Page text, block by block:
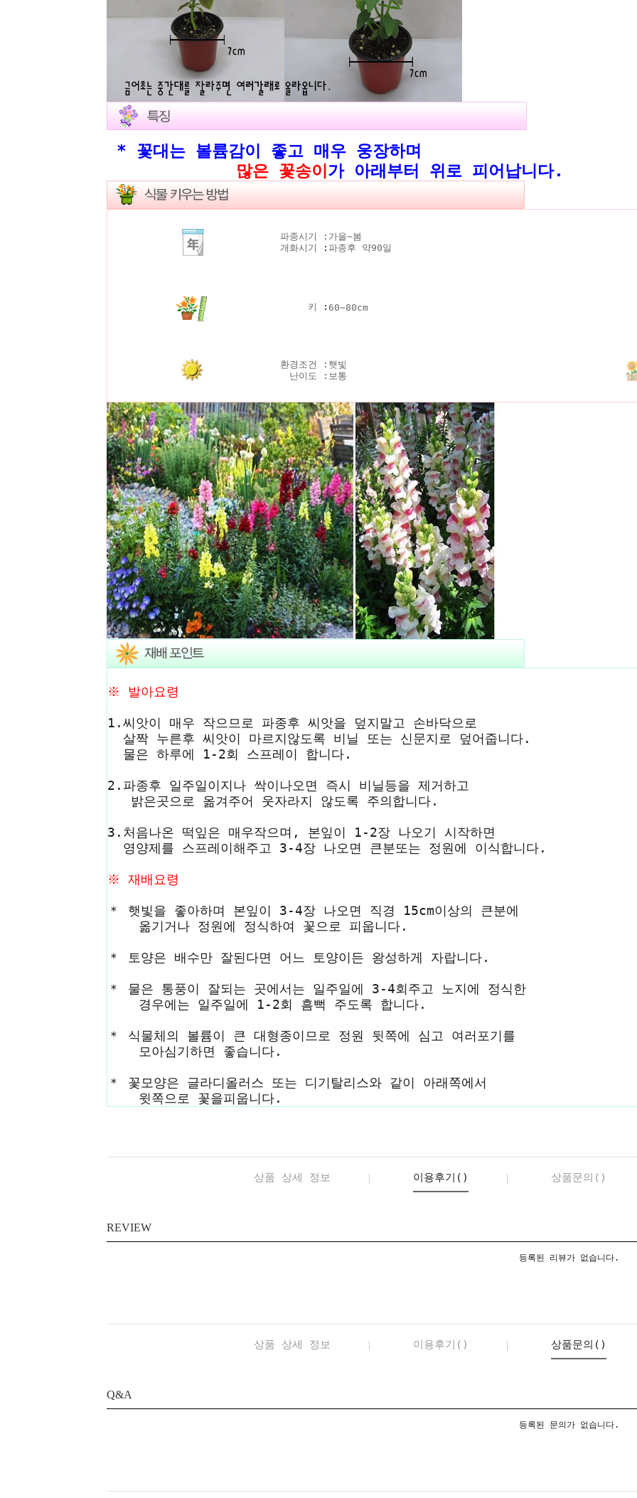
* 꽃대는 볼륨감이 좋고 매우 웅장하며
많은 꽃송이 가 아래부터 위로 피어납니다.
파종시기 :
개화시기
:
가을~봄
파종후 약90일
키 : 60~80cm
환경조건 :
난이도 :
햇빛
보통
※ 발아요령
1.씨앗이 매우 작으므로 파종후 씨앗을 덮지말고 손바닥으로
살짝 누른후 씨앗이 마르지않도록 비닐 또는 신문지로 덮어줍니다.
물은 하루에 1-2회 스프레이 합니다.
2.파종후 일주일이지나 싹이나오면 즉시 비닐등을 제거하고
밝은곳으로 옮겨주어 웃자라지 않도록 주의합니다.
3.처음나온 떡잎은 매우작으며, 본잎이 1-2장 나오기 시작하면
영양제를 스프레이해주고 3-4장 나오면 큰분또는 정원에 이식합니다.
※ 재배요령
＊ 햇빛을 좋아하며 본잎이 3-4장 나오면 직경 15cm이상의 큰분에
옮기거나 정원에 정식하여 꽃으로 피웁니다.
＊ 토양은 배수만 잘된다면 어느 토양이든 왕성하게 자랍니다.
＊ 물은 통풍이 잘되는 곳에서는 일주일에 3-4회주고 노지에 정식한
경우에는 일주일에 1-2회 흠뻑 주도록 합니다.
＊ 식물체의 볼륨이 큰 대형종이므로 정원 뒷쪽에 심고 여러포기를
모아심기하면 좋습니다.
＊ 꽃모양은 글라디올러스 또는 디기탈리스와 같이 아래쪽에서
윗쪽으로 꽃을피웁니다.
상품 상세 정보 이용후기() 상품문의()
REVIEW
등록된 리뷰가 없습니다.
상품 상세 정보 이용후기() 상품문의()
Q&A
등록된 문의가 없습니다.